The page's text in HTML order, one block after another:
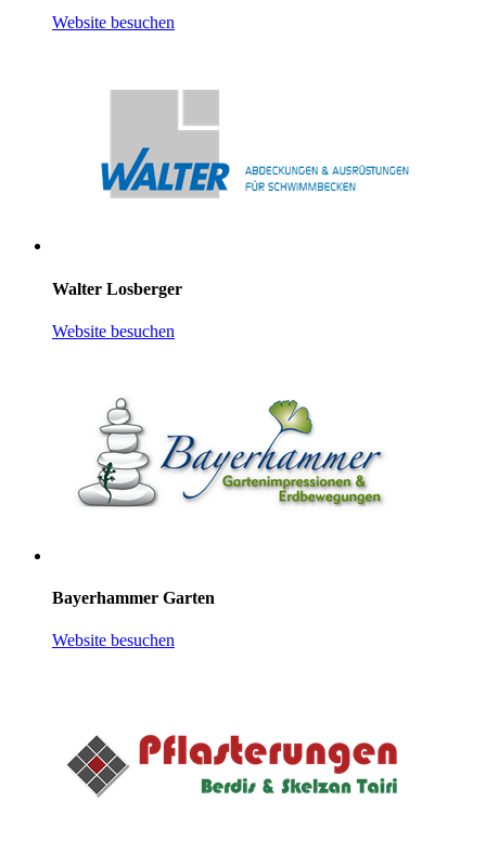
Website besuchen
Walter Losberger
Website besuchen
Bayerhammer Garten
Website besuchen